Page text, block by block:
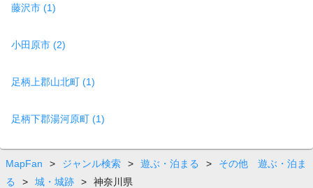
藤沢市 (1)
小田原市 (2)
足柄上郡山北町 (1)
足柄下郡湯河原町 (1)
MapFan > ジャンル検索 > 遊ぶ・泊まる >
その他 遊ぶ・泊ま
る
> 城・城跡 > 神奈川県